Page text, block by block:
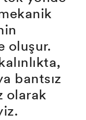
oluşur.
bantsız
olarak